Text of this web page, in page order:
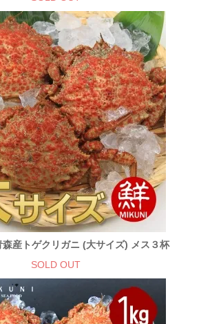
産トゲクリガニ (大サイズ) メス３杯
SOLD OUT